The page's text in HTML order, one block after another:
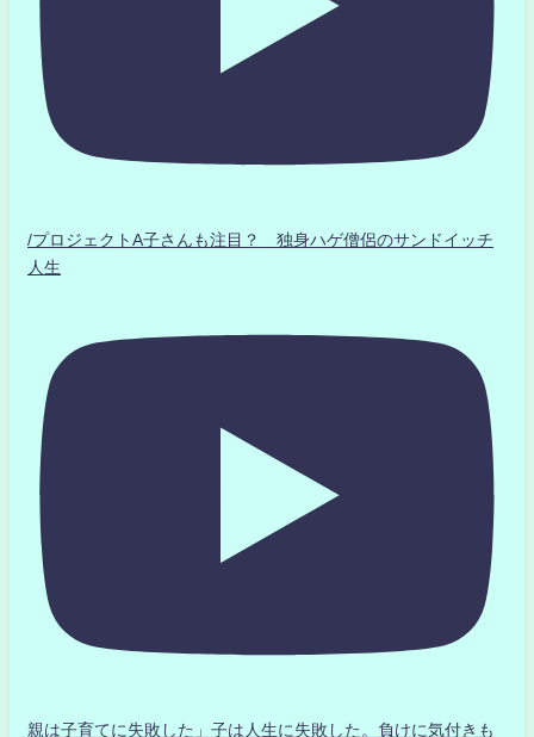
/プロジェクトA子さんも注目？ 独身ハゲ僧侶のサンドイッチ
人生
親は子育てに失敗した」子は人生に失敗した。負けに気付きも